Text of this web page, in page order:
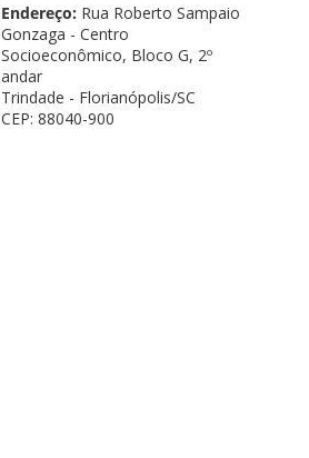
Endereço: Rua Roberto Sampaio
Gonzaga - Centro
Socioeconômico, Bloco G, 2º
andar
Trindade - Florianópolis/SC
CEP: 88040-900